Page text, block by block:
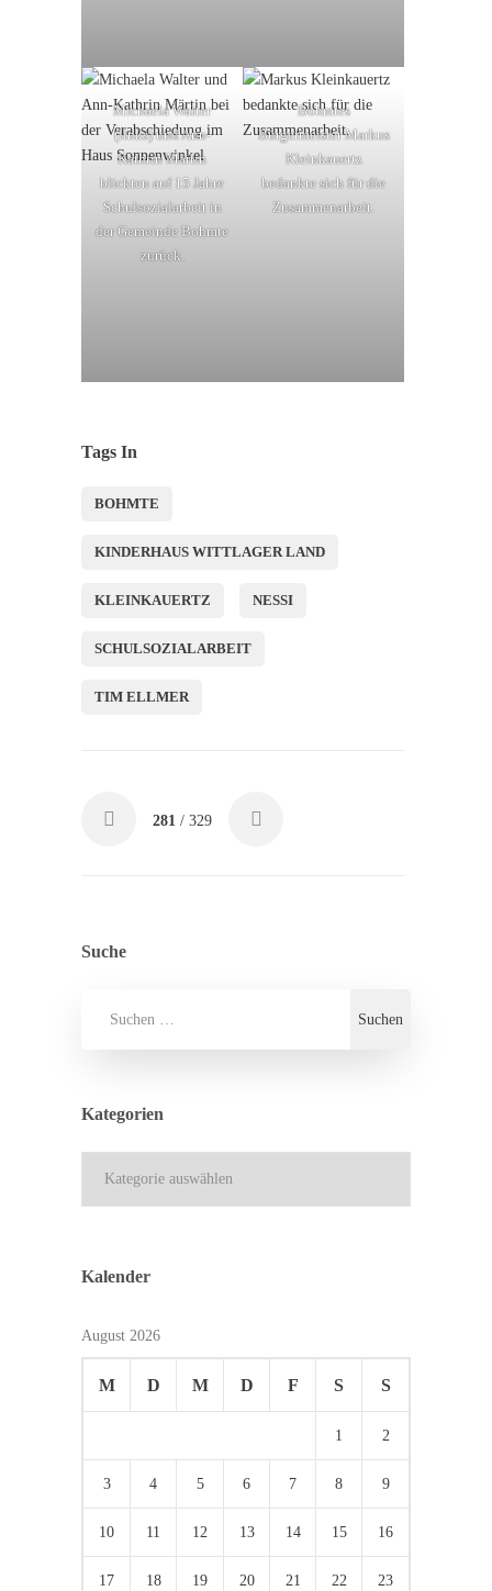
Michaela Walter
(links) und Ann-
Kathrin Märtin
blickten auf 15 Jahre
Schulsozialarbeit in
der Gemeinde Bohmte
zurück.
Bohmtes
Bürgermeister Markus
Kleinkauertz
bedankte sich für die
Zusammenarbeit.
Tags In
BOHMTE
KINDERHAUS WITTLAGER LAND
KLEINKAUERTZ NESSI
SCHULSOZIALARBEIT
TIM ELLMER
281 / 329
Suche
Kategorien
Kalender
August 2026
M D M D F S S
1 2
3 4 5 6 7 8 9
10 11 12 13 14 15 16
17 18 19 20 21 22 23